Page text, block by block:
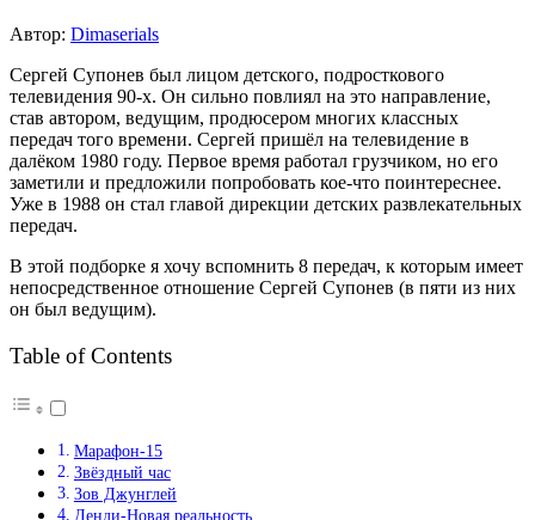
Автор: Dimaserials
Сергей Супонев был лицом детского, подросткового
телевидения 90-х. Он сильно повлиял на это направление,
став автором, ведущим, продюсером многих классных
передач того времени. Сергей пришёл на телевидение в
далёком 1980 году. Первое время работал грузчиком, но его
заметили и предложили попробовать кое-что поинтереснее.
Уже в 1988 он стал главой дирекции детских развлекательных
передач.
В этой подборке я хочу вспомнить 8 передач, к которым имеет
непосредственное отношение Сергей Супонев (в пяти из них
он был ведущим).
Table of Contents
Марафон-15
Звёздный час
Зов Джунглей
Денди-Новая реальность